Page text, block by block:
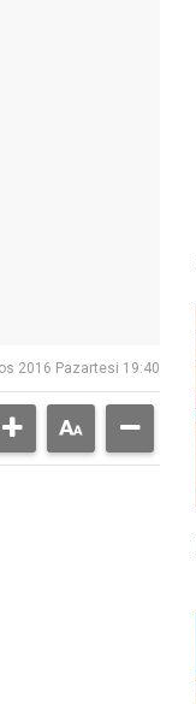
2016 Pazartesi 19:40